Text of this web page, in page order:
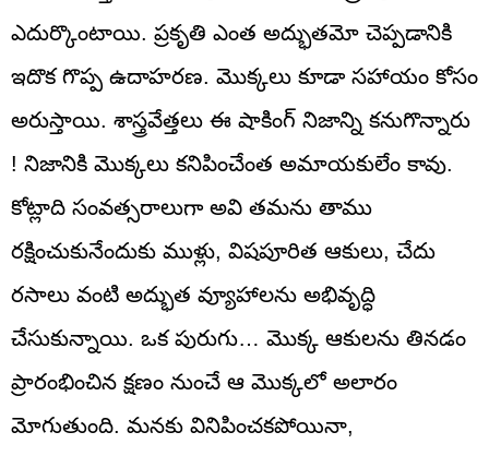
ఎదుర్కొంటాయి. ప్రకృతి ఎంత అద్భుతమో చెప్పడానికి
ఇదొక గొప్ప ఉదాహరణ. మొక్కలు కూడా సహాయం కోసం
అరుస్తాయి. శాస్త్రవేత్తలు ఈ షాకింగ్ నిజాన్ని కనుగొన్నారు
! నిజానికి మొక్కలు కనిపించేంత అమాయకులేం కావు.
కోట్లాది సంవత్సరాలుగా అవి తమను తాము
రక్షించుకునేందుకు ముళ్లు, విషపూరిత ఆకులు, చేదు
రసాలు వంటి అద్భుత వ్యూహాలను అభివృద్ధి
చేసుకున్నాయి. ఒక పురుగు… మొక్క ఆకులను తినడం
ప్రారంభించిన క్షణం నుంచే ఆ మొక్కలో అలారం
మోగుతుంది. మనకు వినిపించకపోయినా,